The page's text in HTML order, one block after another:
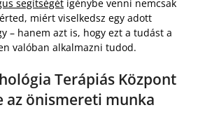
segítségét igénybe venni nemcsak
miért viselkedsz egy adott
– hanem azt is, hogy ezt a tudást a
valóban alkalmazni tudod.
Terápiás Központ
az önismereti munka